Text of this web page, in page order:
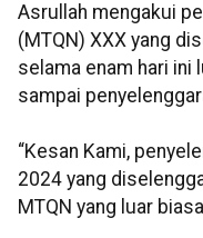
Asrullah mengakui
(MTQN) XXX yang
selama enam hari ini
sampai
“Kesan Kami,
2024 yang
MTQN yang luar